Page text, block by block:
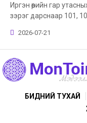
Иргэн өөрийн гар
зэрэг дарснаар 101,
2026-07-21
БИДНИЙ ТУХАЙ